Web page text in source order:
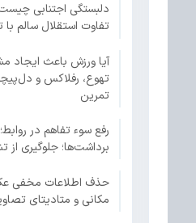
دلبستگی اجتنابی
تفاوت استقلال سالم
آیا ورزش باعث ایجاد
تهوع، رفلاکس و
تمرین
رفع سوء تفاهم در
برداشت‌ها؛ جلوگیری از
حذف اطلاعات مخفی
مکانی و متادیتای